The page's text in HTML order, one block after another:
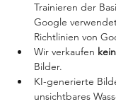
Trainieren der
Google
Richtlinien von
Wir verkaufen
Bilder.
KI-generierte
unsichtbares